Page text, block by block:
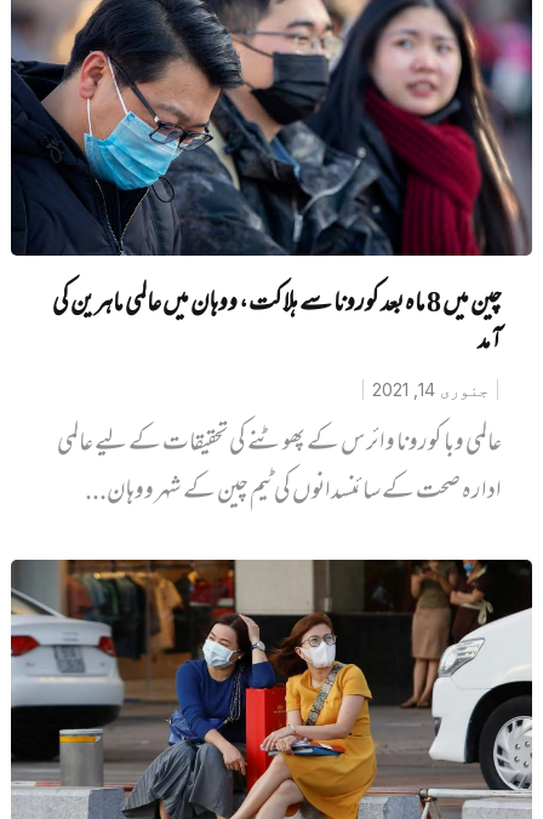
چین میں 8 ماہ بعد کورونا سے ہلاکت، ووہان میں عالمی ماہرین کی
آمد
جنوری 14, 2021
عالمی وبا کورونا وائرس کے پھوٹنے کی تحقیقات کے لیے عالمی
ادارہ صحت کے سائنسدانوں کی ٹیم چین کے شہر ووہان...